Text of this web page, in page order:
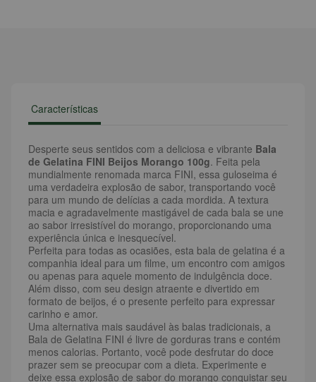
Características
Desperte seus sentidos com a deliciosa e vibrante Bala
de Gelatina FINI Beijos Morango 100g. Feita pela
mundialmente renomada marca FINI, essa guloseima é
uma verdadeira explosão de sabor, transportando você
para um mundo de delícias a cada mordida. A textura
macia e agradavelmente mastigável de cada bala se une
ao sabor irresistível do morango, proporcionando uma
experiência única e inesquecível.
Perfeita para todas as ocasiões, esta bala de gelatina é a
companhia ideal para um filme, um encontro com amigos
ou apenas para aquele momento de indulgência doce.
Além disso, com seu design atraente e divertido em
formato de beijos, é o presente perfeito para expressar
carinho e amor.
Uma alternativa mais saudável às balas tradicionais, a
Bala de Gelatina FINI é livre de gorduras trans e contém
menos calorias. Portanto, você pode desfrutar do doce
prazer sem se preocupar com a dieta. Experimente e
deixe essa explosão de sabor do morango conquistar seu